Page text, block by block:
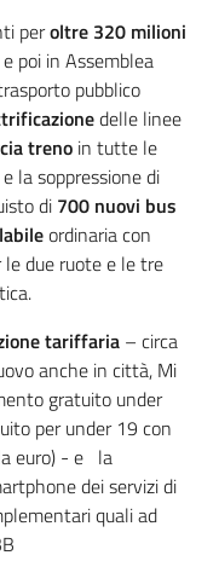
peroltre 320 milioni
poi in Assemblea
pubblico
delle linee
treno in tutte le
e la soppressione di
di 700 nuovi bus
ordinaria con
due ruote e le tre
tariffaria – circa
anche in città, Mi
gratuito under
per under 19 con
euro) - e la
dei servizi di
quali ad